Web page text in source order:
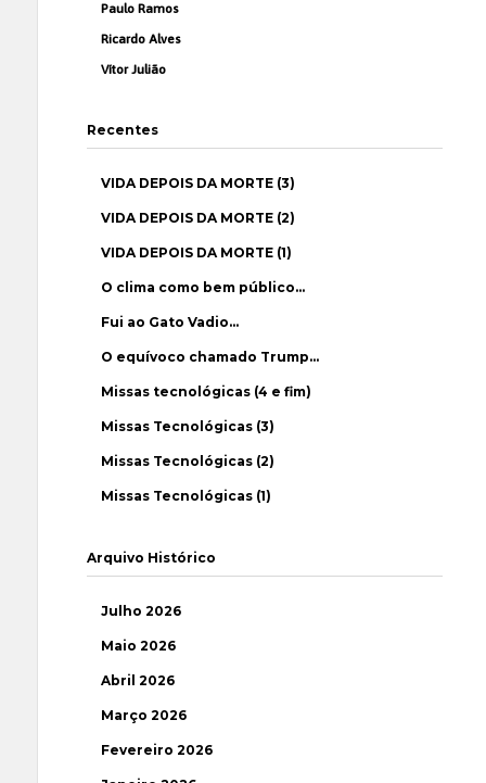
Paulo Ramos
Ricardo Alves
Vítor Julião
Recentes
VIDA DEPOIS DA MORTE (3)
VIDA DEPOIS DA MORTE (2)
VIDA DEPOIS DA MORTE (1)
O clima como bem público…
Fui ao Gato Vadio…
O equívoco chamado Trump…
Missas tecnológicas (4 e fim)
Missas Tecnológicas (3)
Missas Tecnológicas (2)
Missas Tecnológicas (1)
Arquivo Histórico
Julho 2026
Maio 2026
Abril 2026
Março 2026
Fevereiro 2026